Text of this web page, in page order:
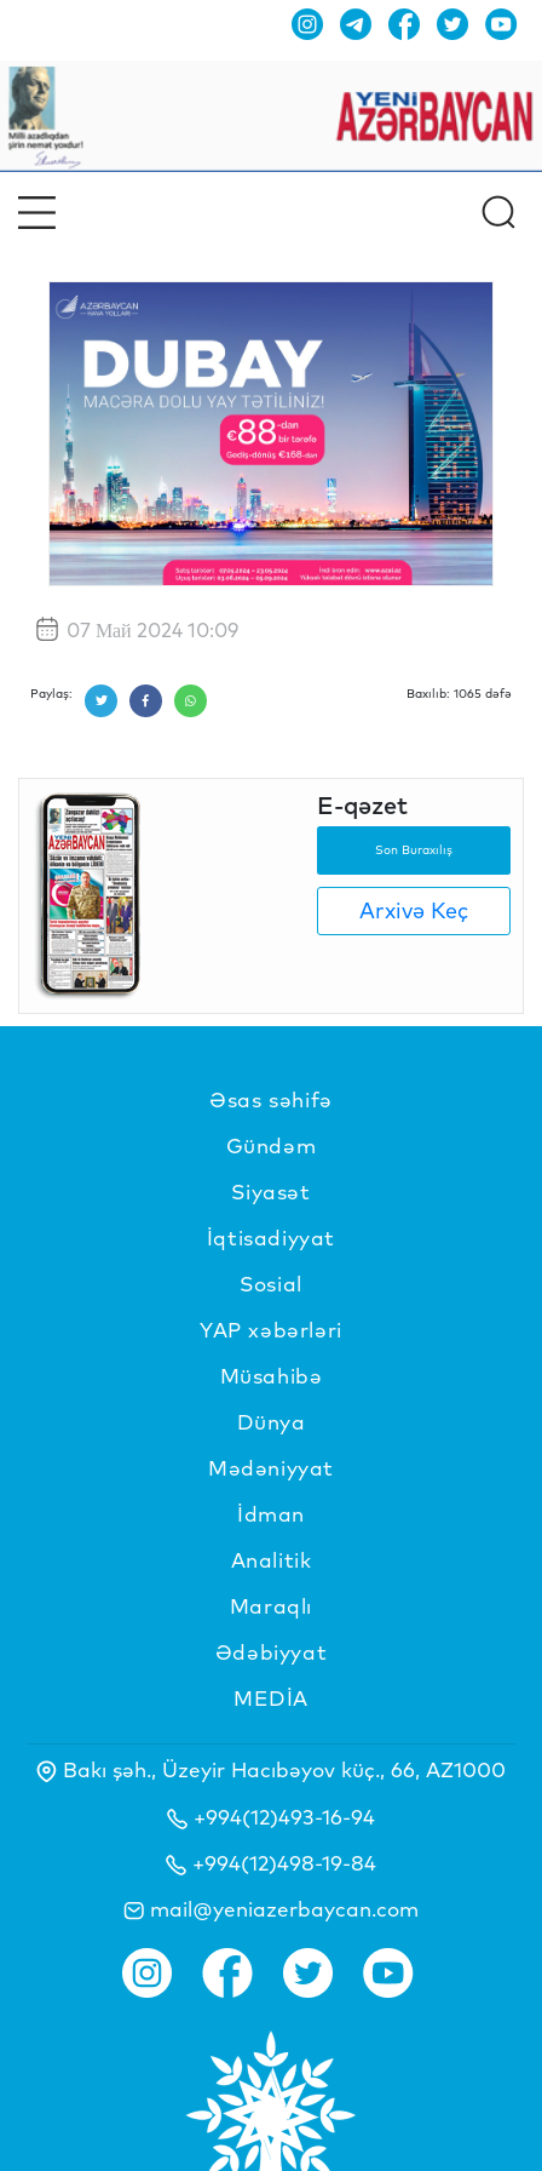
07 Май 2024 10:09
Paylaş: Baxılıb: 1065 dəfə
E-qəzet
Son Buraxılış
Arxivə Keç
Əsas səhifə
Gündəm
Siyasət
İqtisadiyyat
Sosial
YAP xəbərləri
Müsahibə
Dünya
Mədəniyyat
İdman
Analitik
Maraqlı
Ədəbiyyat
MEDİA
Bakı şəh., Üzeyir Hacıbəyov küç., 66, AZ1000
+994(12)493-16-94
+994(12)498-19-84
mail@yeniazerbaycan.com